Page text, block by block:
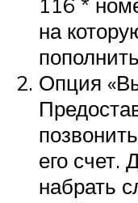
на
Опция
его счет.
набрать